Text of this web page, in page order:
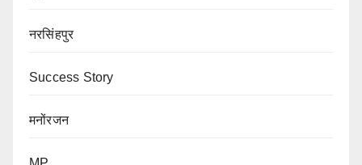
नरसिंहपुर
Success Story
मनोंरजन